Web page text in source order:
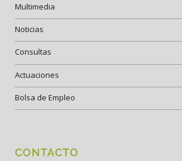
Multimedia
Noticias
Consultas
Actuaciones
Bolsa de Empleo
CONTACTO